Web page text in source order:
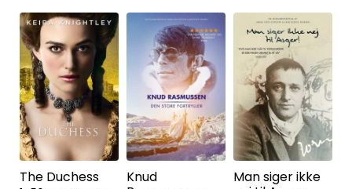
The Duchess
Knud
Man siger ikke